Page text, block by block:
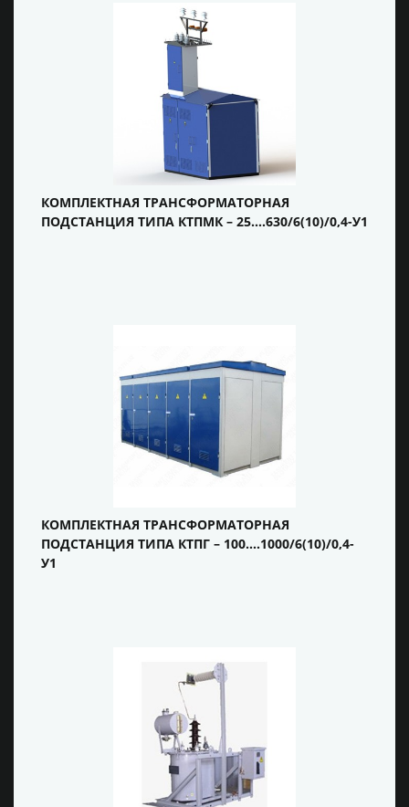
КОМПЛЕКТНАЯ ТРАНСФОРМАТОРНАЯ
ПОДСТАНЦИЯ ТИПА КТПМК – 25….630/6(10)/0,4-У1
КОМПЛЕКТНАЯ ТРАНСФОРМАТОРНАЯ
ПОДСТАНЦИЯ ТИПА КТПГ – 100….1000/6(10)/0,4-
У1